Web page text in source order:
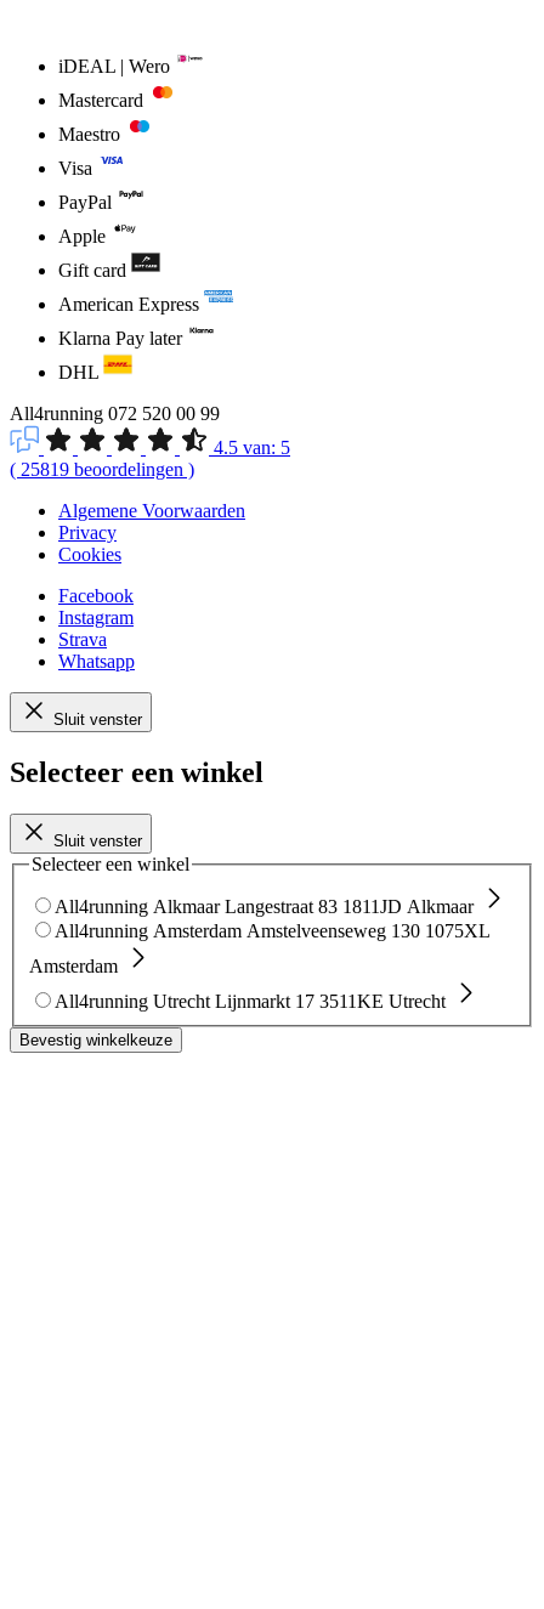
iDEAL | Wero
Mastercard
Maestro
Visa
PayPal
Apple
Gift card
American Express
Klarna Pay later
DHL
All4running 072 520 00 99
4.5 van: 5
( 25819 beoordelingen )
Algemene Voorwaarden
Privacy
Cookies
Facebook
Instagram
Strava
Whatsapp
Sluit venster
Selecteer een winkel
Sluit venster
Selecteer een winkel
All4running Alkmaar Langestraat 83 1811JD Alkmaar
All4running Amsterdam Amstelveenseweg 130 1075XL
Amsterdam
All4running Utrecht Lijnmarkt 17 3511KE Utrecht
Bevestig winkelkeuze